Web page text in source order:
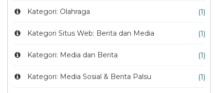
Kategori: Olahraga (1)
Kategori Situs Web: Berita dan Media (1)
Kategori: Media dan Berita (1)
Kategori: Media Sosial & Berita Palsu (1)